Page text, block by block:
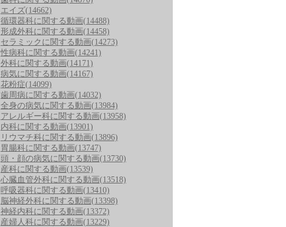
エイズ(14662)
循環器科に関する動画(14488)
形成外科に関する動画(14458)
セラミックに関する動画(14273)
性病科に関する動画(14241)
外科に関する動画(14171)
病気に関する動画(14167)
花粉症(14099)
歯周病に関する動画(14032)
全身の病気に関する動画(13984)
アレルギー科に関する動画(13958)
内科に関する動画(13901)
リウマチ科に関する動画(13896)
胃腸科に関する動画(13747)
頭・顔の病気に関する動画(13730)
産科に関する動画(13539)
心臓血管外科に関する動画(13518)
呼吸器科に関する動画(13410)
脳神経外科に関する動画(13398)
神経内科に関する動画(13372)
産婦人科に関する動画(13229)